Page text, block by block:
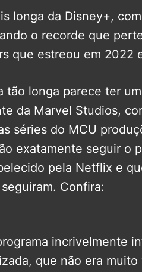
longa da Disney+,
o recorde que
que estreou em 2022
tão longa parece ter
da Marvel Studios,
séries do MCU
exatamente seguir o
pela Netflix e
Confira:
incrivelmente
que não era